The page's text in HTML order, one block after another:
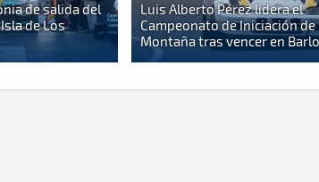
de salida del
de Los
Luis Alberto Pérez lidera el
Campeonato de Iniciación de
Montaña tras vencer en